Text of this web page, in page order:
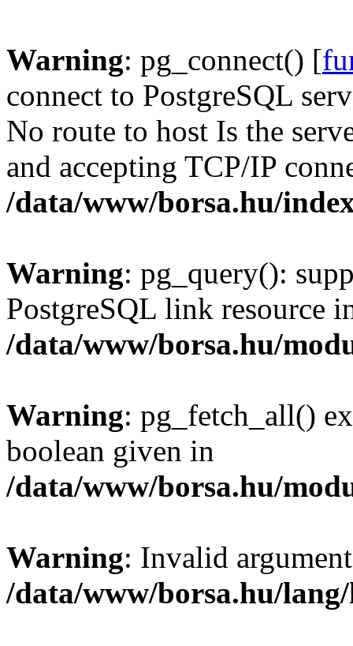
Warning: pg_connect() [
connect to PostgreSQL
No route to host Is the
and accepting TCP/IP
/data/www/borsa.hu/
Warning: pg_query():
PostgreSQL link resource
/data/www/borsa.hu/
Warning: pg_fetch_all()
boolean given in
/data/www/borsa.hu/
Warning: Invalid
/data/www/borsa.hu/